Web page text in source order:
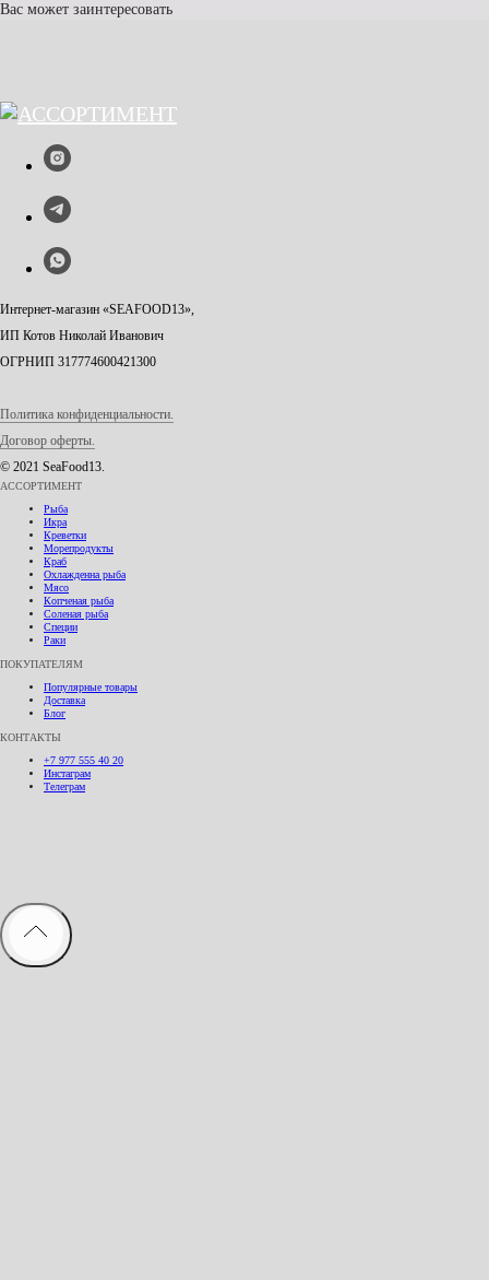
Вас может заинтересовать
Интернет-магазин «SEAFOOD13»,
ИП Котов Николай Иванович
ОГРНИП 317774600421300
Политика конфиденциальности.
Договор оферты.
© 2021 SeaFood13.
АССОРТИМЕНТ
Рыба
Икра
Креветки
Морепродукты
Краб
Охлажденна рыба
Мясо
Копченая рыба
Соленая рыба
Специи
Раки
ПОКУПАТЕЛЯМ
Популярные товары
Доставка
Блог
КОНТАКТЫ
+7 977 555 40 20
Инстаграм
Телеграм